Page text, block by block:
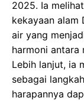
2025. Ia
kekayaan alam
air yang
harmoni antara
Lebih lanjut, ia
sebagai
harapannya